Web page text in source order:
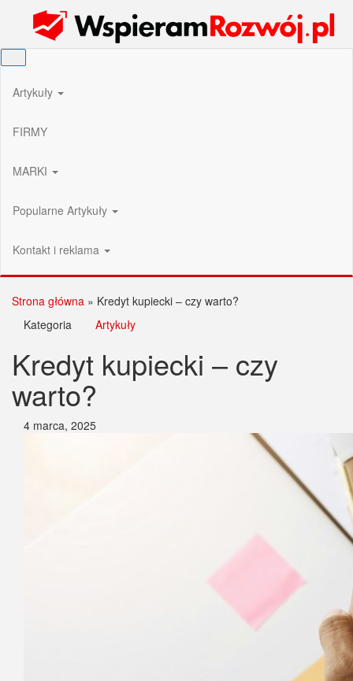
Wspieram Rozwój PL
Artykuły
FIRMY
MARKI
Popularne Artykuły
Kontakt i reklama
Strona główna » Kredyt kupiecki – czy warto?
Kategoria
Artykuły
Kredyt kupiecki – czy
warto?
4 marca, 2025